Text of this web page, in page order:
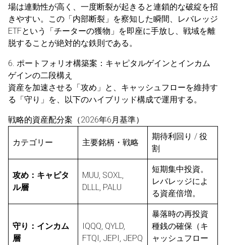
場は連動性が高く、一度断裂が起きると連鎖的な破綻を招
きやすい。この「内部断裂」を察知した瞬間、レバレッジ
ETFという「チーターの獲物」を即座に手放し、戦域を離
脱することが絶対的な鉄則である。
6. ポートフォリオ構築案：キャピタルゲインとインカム
ゲインの二段構え
資産を加速させる「攻め」と、キャッシュフローを維持す
る「守り」を、以下のハイブリッド構成で運用する。
戦略的資産配分案（2026年6月基準）
カテゴリー 主要銘柄・戦略
期待利回り / 役
割
攻め：キャピタ
ル層
MUU, SOXL,
DLLL, PALU
短期集中投資。
レバレッジによ
る資産倍増。
守り：インカム
層
IQQQ, QYLD,
FTQI, JEPI, JEPQ
暴落時の再投資
種銭の確保（キ
ャッシュフロー